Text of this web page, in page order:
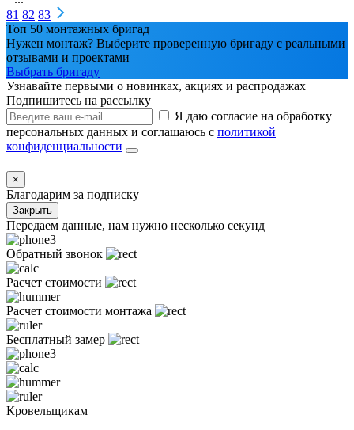
81 82 83
Топ 50 монтажных бригад
Нужен монтаж? Выберите проверенную бригаду с реальными
отзывами и проектами
Выбрать бригаду
Узнавайте первыми о новинках, акциях и распродажах
Подпишитесь на рассылку
Я даю согласие на обработку
персональных данных и соглашаюсь с политикой
конфиденциальности
×
Благодарим за подписку
Закрыть
Передаем данные, нам нужно несколько секунд
Обратный звонок
Расчет стоимости
Расчет стоимости монтажа
Бесплатный замер
Кровельщикам